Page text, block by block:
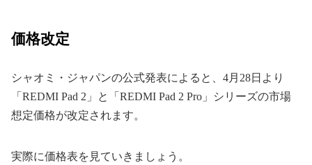
価格改定
シャオミ・ジャパンの公式発表によると、4月28日より
「REDMI Pad 2」と「REDMI Pad 2 Pro」シリーズの市場
想定価格が改定されます。
実際に価格表を見ていきましょう。